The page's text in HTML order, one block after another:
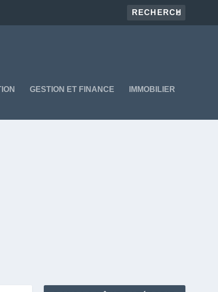
GESTION ET FINANCE IMMOBILIER